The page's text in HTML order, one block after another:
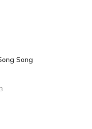
Song